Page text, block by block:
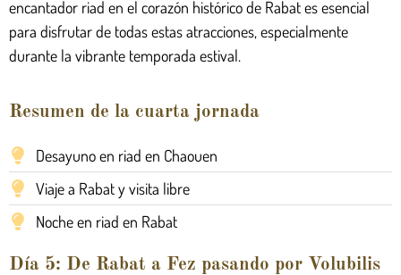
encantador riad en el corazón histórico de Rabat es esencial
para disfrutar de todas estas atracciones, especialmente
durante la vibrante temporada estival.
Resumen de la cuarta jornada
Desayuno en riad en Chaouen
Viaje a Rabat y visita libre
Noche en riad en Rabat
Día 5: De Rabat a Fez pasando por Volubilis